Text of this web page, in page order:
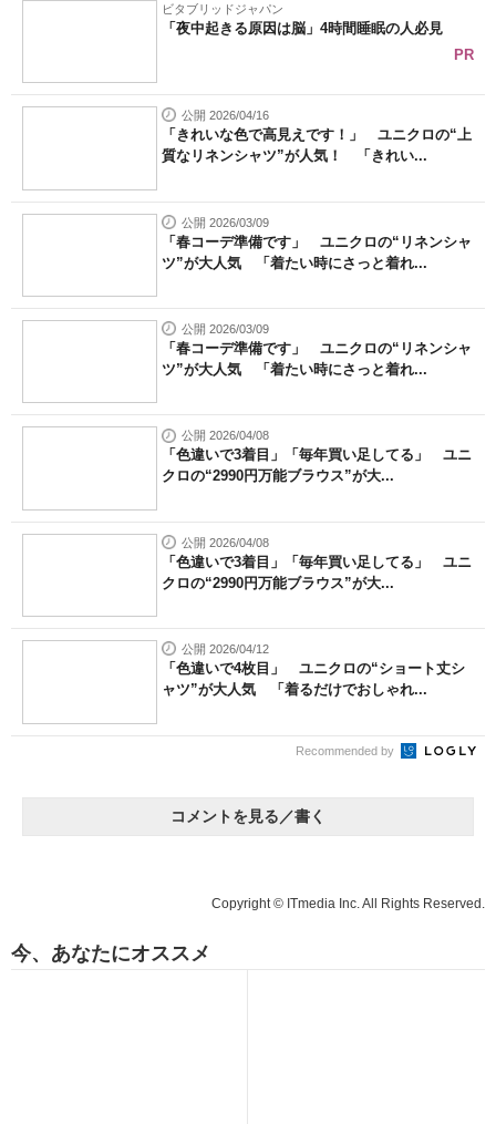
ビタブリッドジャパン
「夜中起きる原因は脳」4時間睡眠の人必見
PR
公開 2026/04/16
「きれいな色で高見えです！」 ユニクロの“上
質なリネンシャツ”が人気！ 「きれい...
公開 2026/03/09
「春コーデ準備です」 ユニクロの“リネンシャ
ツ”が大人気 「着たい時にさっと着れ...
公開 2026/03/09
「春コーデ準備です」 ユニクロの“リネンシャ
ツ”が大人気 「着たい時にさっと着れ...
公開 2026/04/08
「色違いで3着目」「毎年買い足してる」 ユニ
クロの“2990円万能ブラウス”が大...
公開 2026/04/08
「色違いで3着目」「毎年買い足してる」 ユニ
クロの“2990円万能ブラウス”が大...
公開 2026/04/12
「色違いで4枚目」 ユニクロの“ショート丈シ
ャツ”が大人気 「着るだけでおしゃれ...
Recommended by
コメントを見る／書く
Copyright © ITmedia Inc. All Rights Reserved.
今、あなたにオススメ